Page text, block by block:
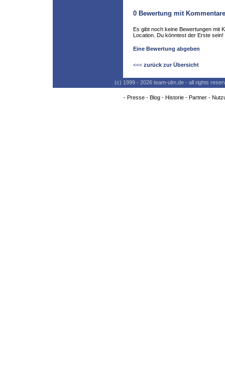
0 Bewertung mit
Es gibt noch keine Bewertungen mit
Location. Du könntest der Erste sein!
Eine Bewertung abgeben
<<< zurück zur Übersicht
(c) 1999 - 2026 team-ulm.de - all rights
- Presse- Blog- Historie- Partner-